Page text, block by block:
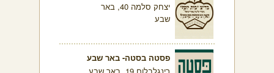
יצחק סלמה 40, באר
שבע
פסטה בסטה- באר שבע